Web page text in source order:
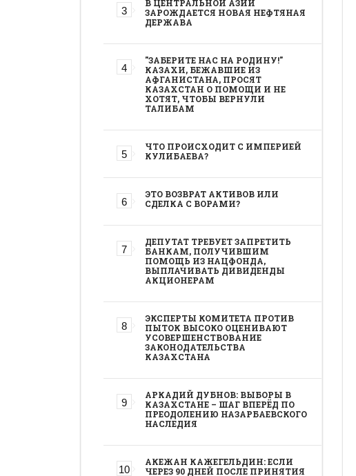
В ЦЕНТРАЛЬНОЙ АЗИИ
ЗАРОЖДАЕТСЯ НОВАЯ НЕФТЯНАЯ
ДЕРЖАВА
"ЗАБЕРИТЕ НАС НА РОДИНУ!"
КАЗАХИ, БЕЖАВШИЕ ИЗ
АФГАНИСТАНА, ПРОСЯТ
КАЗАХСТАН О ПОМОЩИ И НЕ
ХОТЯТ, ЧТОБЫ ВЕРНУЛИ
ТАЛИБАМ
ЧТО ПРОИСХОДИТ С ИМПЕРИЕЙ
КУЛИБАЕВА?
ЭТО ВОЗВРАТ АКТИВОВ ИЛИ
СДЕЛКА С ВОРАМИ?
ДЕПУТАТ ТРЕБУЕТ ЗАПРЕТИТЬ
БАНКАМ, ПОЛУЧИВШИМ
ПОМОЩЬ ИЗ НАЦФОНДА,
ВЫПЛАЧИВАТЬ ДИВИДЕНДЫ
АКЦИОНЕРАМ
ЭКСПЕРТЫ КОМИТЕТА ПРОТИВ
ПЫТОК ВЫСОКО ОЦЕНИВАЮТ
УСОВЕРШЕНСТВОВАНИЕ
ЗАКОНОДАТЕЛЬСТВА
КАЗАХСТАНА
АРКАДИЙ ДУБНОВ: ВЫБОРЫ В
КАЗАХСТАНЕ – ШАГ ВПЕРЁД ПО
ПРЕОДОЛЕНИЮ НАЗАРБАЕВСКОГО
НАСЛЕДИЯ
АКЕЖАН КАЖЕГЕЛЬДИН: ЕСЛИ
ЧЕРЕЗ 90 ДНЕЙ ПОСЛЕ ПРИНЯТИЯ